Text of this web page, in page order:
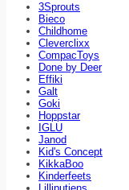
3Sprouts
Bieco
Childhome
Cleverclixx
CompacToys
Done by Deer
Effiki
Galt
Goki
Hoppstar
IGLU
Janod
Kid's Concept
KikkaBoo
Kinderfeets